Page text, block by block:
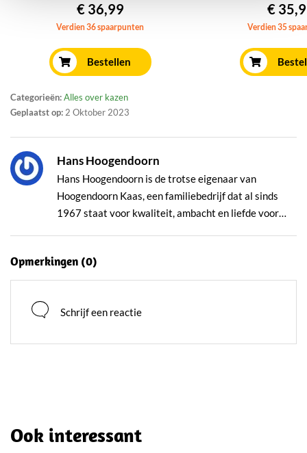
€ 36,99
Verdien 36 spaarpunten
Bestellen
€
Verdien 35
Categorieën:Alles over kazen
Geplaatst op:2 Oktober 2023
Hans Hoogendoorn
Hans Hoogendoorn is de trotse eigenaar van
Hoogendoorn Kaas, een familiebedrijf dat al sinds
1967 staat voor kwaliteit, ambacht en liefde voor
volwaardige kaasspeciaalzaak én succesvolle online
winkel met landelijke bezorging. Hans groeide op
letterlijk geleerd vanaf de bron: op de boerderij, aan
Taleggio en Manchego, zijn kennis reikt verder dan de
Opmerkingen (0)
Schrijf een reactie
Ook interessant